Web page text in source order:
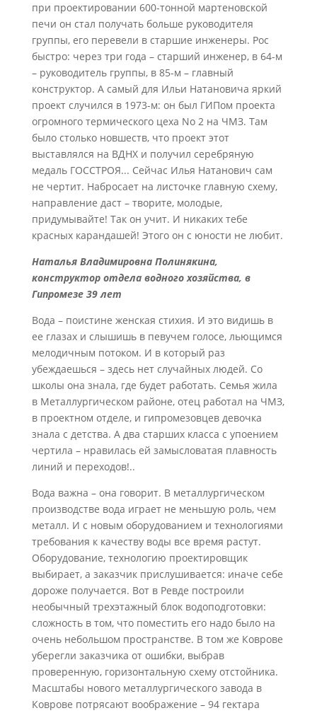
при проектировании 600-тонной мартеновской
печи он стал получать больше руководителя
группы, его перевели в старшие инженеры. Рос
быстро: через три года – старший инженер, в 64-м
– руководитель группы, в 85-м – главный
конструктор. А самый для Ильи Натановича яркий
проект случился в 1973-м: он был ГИПом проекта
огромного термического цеха No 2 на ЧМЗ. Там
было столько новшеств, что проект этот
выставлялся на ВДНХ и получил серебряную
медаль ГОССТРОЯ... Сейчас Илья Натанович сам
не чертит. Набросает на листочке главную схему,
направление даст – творите, молодые,
придумывайте! Так он учит. И никаких тебе
красных карандашей! Этого он с юности не любит.
Наталья Владимировна Полинякина,
конструктор отдела водного хозяйства, в
Гипромезе 39 лет
Вода – поистине женская стихия. И это видишь в
ее глазах и слышишь в певучем голосе, льющимся
мелодичным потоком. И в который раз
убеждаешься – здесь нет случайных людей. Со
школы она знала, где будет работать. Семья жила
в Металлургическом районе, отец работал на ЧМЗ,
в проектном отделе, и гипромезовцев девочка
знала с детства. А два старших класса с упоением
чертила – нравилась ей замысловатая плавность
линий и переходов!..
Вода важна – она говорит. В металлургическом
производстве вода играет не меньшую роль, чем
металл. И с новым оборудованием и технологиями
требования к качеству воды все время растут.
Оборудование, технологию проектировщик
выбирает, а заказчик прислушивается: иначе себе
дороже получается. Вот в Ревде построили
необычный трехэтажный блок водоподготовки:
сложность в том, что поместить его надо было на
очень небольшом пространстве. В том же Коврове
уберегли заказчика от ошибки, выбрав
проверенную, горизонтальную схему отстойника.
Масштабы нового металлургического завода в
Коврове потрясают воображение – 94 гектара